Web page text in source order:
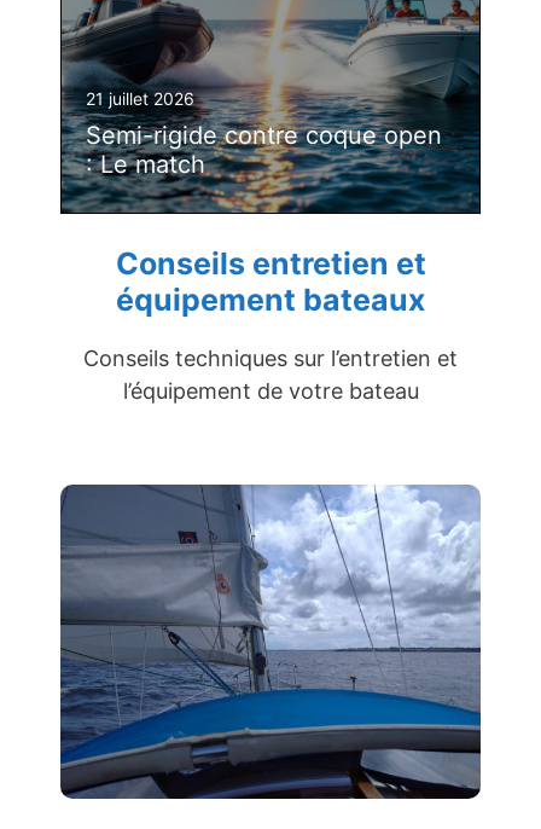
21 juillet 2026
Semi-rigide contre coque open
: Le match
Conseils entretien et
équipement bateaux
Conseils techniques sur l’entretien et
l’équipement de votre bateau